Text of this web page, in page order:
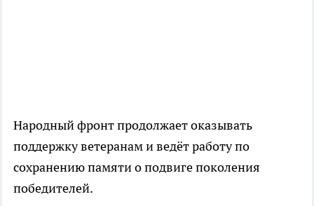
Народный фронт продолжает оказывать
поддержку ветеранам и ведёт работу по
сохранению памяти о подвиге поколения
победителей.